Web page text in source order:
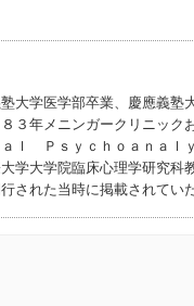
大学医学部卒業、慶應義
３年メニンガークリニック
ｌ Ｐｓｙｃｈｏａｎａｌ
学大学院臨床心理学研究
された当時に掲載されてい